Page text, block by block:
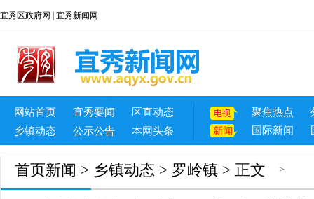
宜秀区政府网 宜秀新闻网
网站首页 宜秀要闻
区直动态
乡镇动态
公示公告 本网头条
聚焦热点
国际新闻
首页 >
新闻 > 乡镇动态 > 罗岭镇 > 正文